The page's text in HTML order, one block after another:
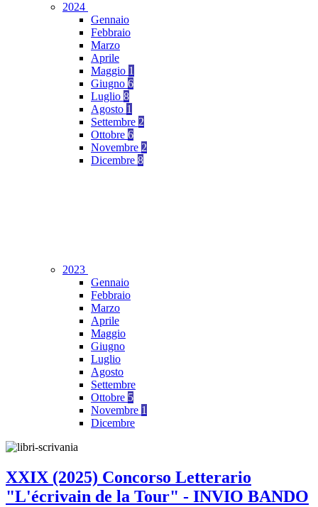
2024
Gennaio
Febbraio
Marzo
Aprile
Maggio 1
Giugno 6
Luglio 8
Agosto 1
Settembre 2
Ottobre 6
Novembre 2
Dicembre 8
2023
Gennaio
Febbraio
Marzo
Aprile
Maggio
Giugno
Luglio
Agosto
Settembre
Ottobre 5
Novembre 1
Dicembre
XXIX (2025) Concorso Letterario
"L'écrivain de la Tour" - INVIO BANDO